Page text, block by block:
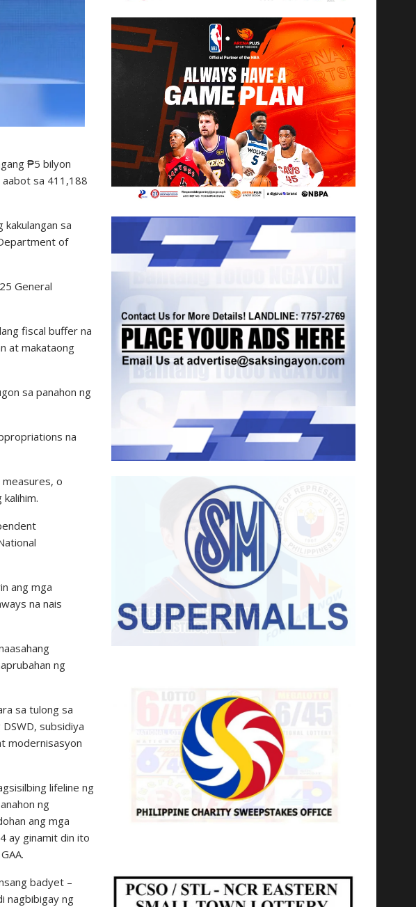
₱5 bilyon
aabot sa 411,188
kakulangan sa
of
General
fiscal buffer na
at makataong
sa panahon ng
na
o
ang mga
na nais
ng
sa tulong sa
subsidiya
modernisasyon
lifeline ng
ng
ang mga
ay ginamit din ito
badyet –
nagbibigay ng